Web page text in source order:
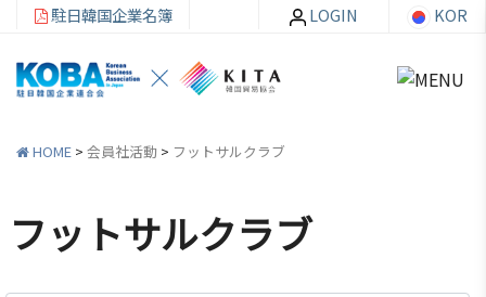
会員
会
駐日韓国企業名簿 KOR
LOGIN
HOME > 会員社活動 > フットサルクラブ
フットサルクラブ